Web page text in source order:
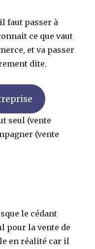
faut passer à
ce que vaut
et va passer
dite.
seul (vente
(vente
le cédant
pour la vente de
en réalité car il